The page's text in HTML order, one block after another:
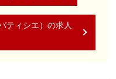
ティシエ）の求人